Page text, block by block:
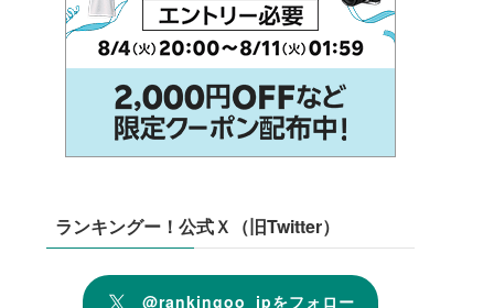
ランキングー！公式Ｘ（旧Twitter）
@rankingoo_jpをフォロー